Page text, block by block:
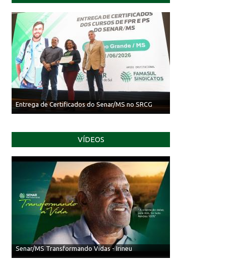
Entrega de Certificados do Senar/MS no SRCG
VÍDEOS
Senar/MS Transformando Vidas - Irineu